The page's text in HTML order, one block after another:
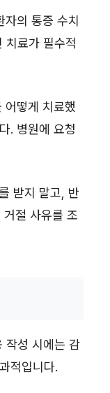
자의 통증 수치
치료가 필수적
어떻게 치료했
. 병원에 요청
받지 말고, 반
거절 사유를 조
작성 시에는 감
적입니다.